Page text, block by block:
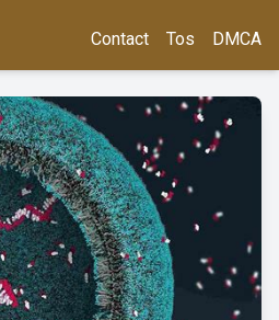
Contact Tos DMCA